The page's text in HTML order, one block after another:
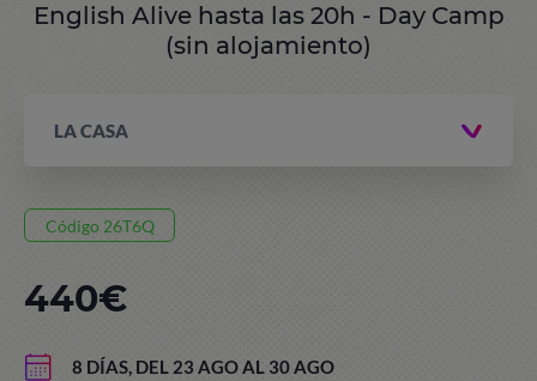
English Alive hasta las 20h - Day Camp
(sin alojamiento)
LA CASA
Código 26T6Q
8 DÍAS, DEL 23 AGO AL 30 AGO
440€